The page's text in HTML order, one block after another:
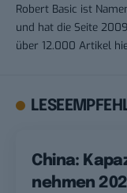
Robert Basic ist
und hat die Seite
über 12.000 Artikel
China:
nehmen